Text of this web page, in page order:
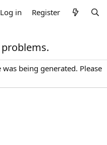
Log in Register
being generated. Please